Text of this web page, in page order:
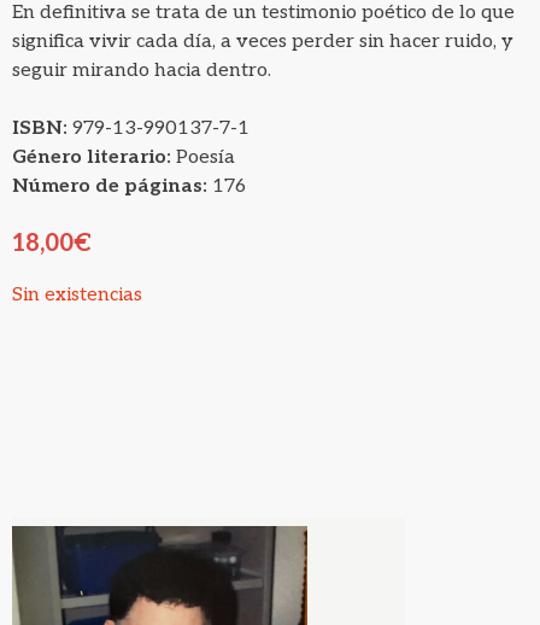
En definitiva se trata de un testimonio poético de lo que
significa vivir cada día, a veces perder sin hacer ruido, y
seguir mirando hacia dentro.
ISBN: 979-13-990137-7-1
Género literario: Poesía
Número de páginas: 176
18,00€
Sin existencias